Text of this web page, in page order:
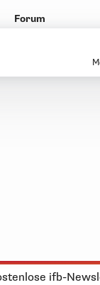
Forum
ifb-